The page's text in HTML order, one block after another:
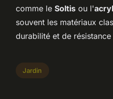
comme le Soltis ou l'
souvent les matériaux
durabilité et de résistance
Jardin